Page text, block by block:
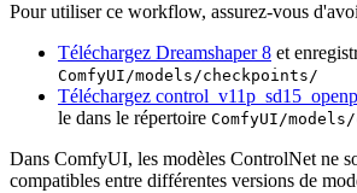
Pour utiliser ce workflow, assurez-vous
Téléchargez Dreamshaper 8 et
ComfyUI/models/checkpoints/
Téléchargez
le dans le répertoire ComfyUI/
Dans ComfyUI, les modèles ControlNet ne
compatibles entre différentes versions de